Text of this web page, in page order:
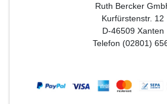
Ruth Bercker
Kurfürstenstr. 12
D-46509 Xanten
Telefon (02801)